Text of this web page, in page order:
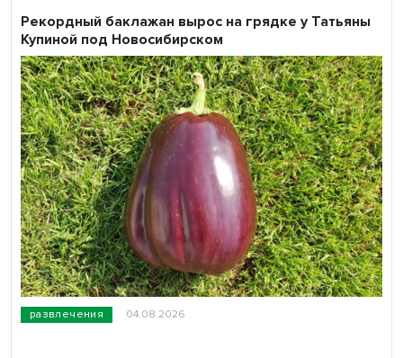
развлечения 04.08.2026
Рекордный баклажан вырос на грядке у Татьяны
Купиной под Новосибирском